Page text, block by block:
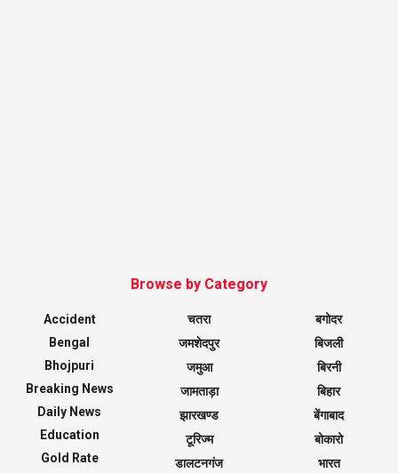
Browse by Category
Accident
Bengal
Bhojpuri
Breaking News
Daily News
Education
Gold Rate
चतरा
जमशेदपुर
जमुआ
जामताड़ा
झारखण्ड
टूरिज्म
डालटनगंज
बगोदर
बिजली
बिरनी
बिहार
बेंगाबाद
बोकारो
भारत